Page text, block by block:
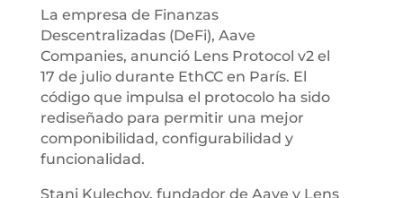
La empresa de Finanzas
Descentralizadas (DeFi), Aave
Companies, anunció Lens Protocol v2 el
17 de julio durante EthCC en París. El
código que impulsa el protocolo ha sido
rediseñado para permitir una mejor
componibilidad, configurabilidad y
funcionalidad.
Stani Kulechov, fundador de Aave y Lens